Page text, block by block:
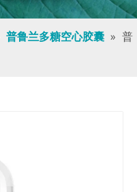
普鲁兰多糖空心胶囊 » 普